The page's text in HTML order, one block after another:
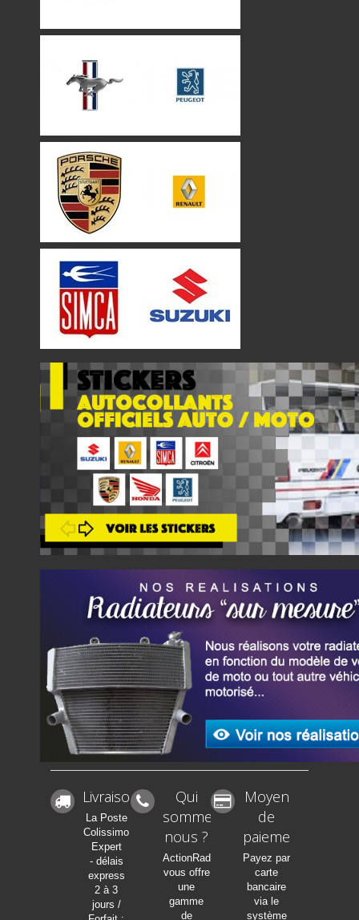
Livraison
La Poste
Colissimo
Expert
- délais
express
2 à 3
jours /
Qui
sommes-
nous ?
ActionRadia
vous offre
une
gamme
de
Moyen
de
paiement
Payez par
carte
bancaire
via le
système